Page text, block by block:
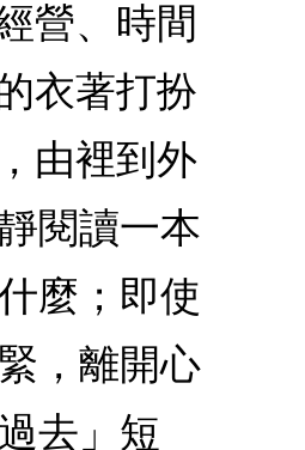
營、時間
衣著打扮
由裡到外
閱讀一本
麼；即使
，離開心
去」短